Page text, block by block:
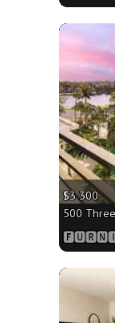
$3 300
500
More
More